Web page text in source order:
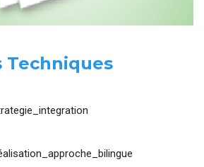
Techniques